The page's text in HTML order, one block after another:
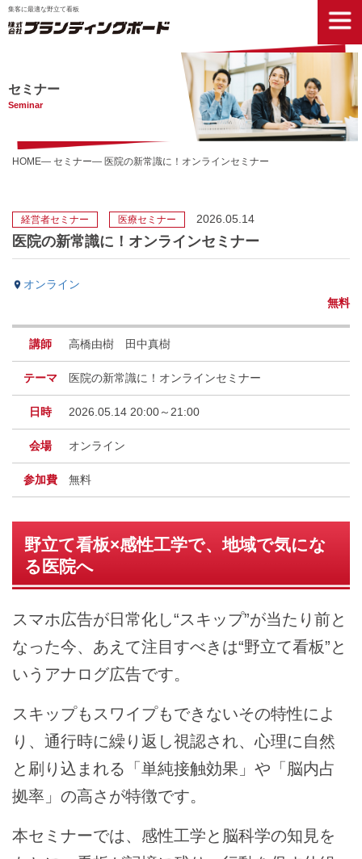
集客に最適な野立て看板
セミナー
Seminar
HOME セミナー 医院の新常識に！オンラインセミナー
経営者セミナー 医療セミナー 2026.05.14
医院の新常識に！オンラインセミナー
オンライン
無料
講師 高橋由樹 田中真樹
テーマ 医院の新常識に！オンラインセミナー
日時 2026.05.14 20:00～21:00
会場 オンライン
参加費 無料
野立て看板×感性工学で、地域で気にな
る医院へ
スマホ広告が日常化し“スキップ”が当たり前と
なった今、あえて注目すべきは“野立て看板”と
いうアナログ広告です。
スキップもスワイプもできないその特性によ
り、通行時に繰り返し視認され、心理に自然
と刷り込まれる「単純接触効果」や「脳内占
拠率」の高さが特徴です。
本セミナーでは、感性工学と脳科学の知見を